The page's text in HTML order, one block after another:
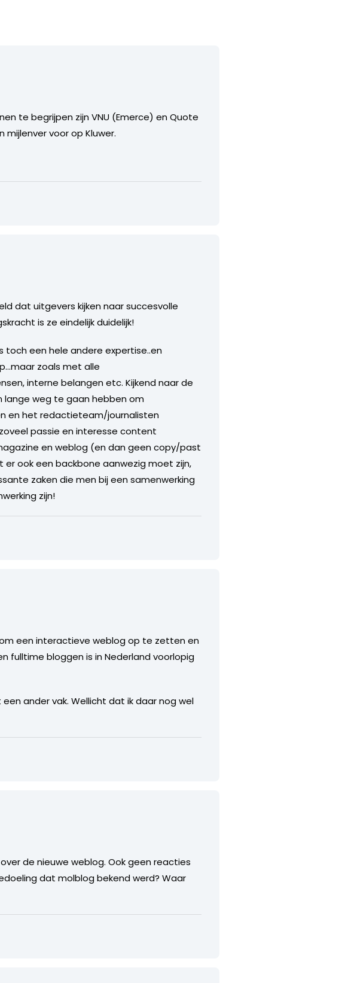
te begrijpen zijn VNU (Emerce) en Quote
voor op Kluwer.
dat uitgevers kijken naar succesvolle
is ze eindelijk duidelijk!
een hele andere expertise..en
zoals met alle
interne belangen etc. Kijkend naar de
lange weg te gaan hebben om
en het redactieteam/journalisten
passie en interesse content
en weblog (en dan geen copy/past
ook een backbone aanwezig moet zijn,
zaken die men bij een samenwerking
zijn!
een interactieve weblog op te zetten en
fulltime bloggen is in Nederland voorlopig
ander vak. Wellicht dat ik daar nog wel
de nieuwe weblog. Ook geen reacties
dat molblog bekend werd? Waar